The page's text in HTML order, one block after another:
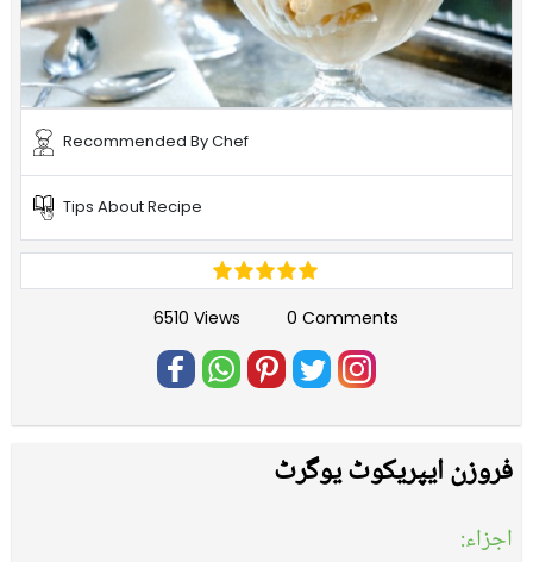
Recommended By Chef
Tips About Recipe
6510 Views 0 Comments
فروزن ایپریکوٹ یوگرٹ
اجزاء: